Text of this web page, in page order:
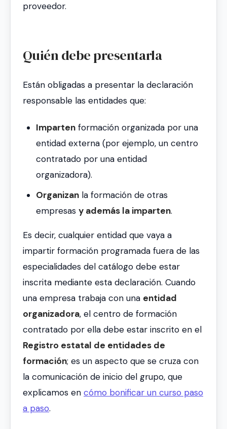
proveedor.
Quién debe presentarla
Están obligadas a presentar la declaración
responsable las entidades que:
Impartenformación organizada por una
entidad externa (por ejemplo, un centro
contratado por una entidad
organizadora).
Organizanla formación de otras
empresas y además la imparten.
Es decir, cualquier entidad que vaya a
impartir formación programada fuera de las
especialidades del catálogo debe estar
inscrita mediante esta declaración. Cuando
una empresa trabaja con una entidad
organizadora, el centro de formación
contratado por ella debe estar inscrito en el
Registro estatal de entidades de
formación; es un aspecto que se cruza con
la comunicación de inicio del grupo, que
explicamos en cómo bonificar un curso paso
a paso.